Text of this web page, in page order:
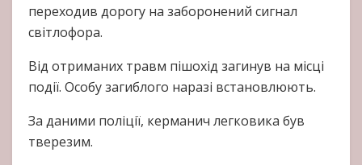
переходив дорогу на заборонений сигнал
світлофора.
Від отриманих травм пішохід загинув на місці
події. Особу загиблого наразі встановлюють.
За даними поліції, керманич легковика був
тверезим.